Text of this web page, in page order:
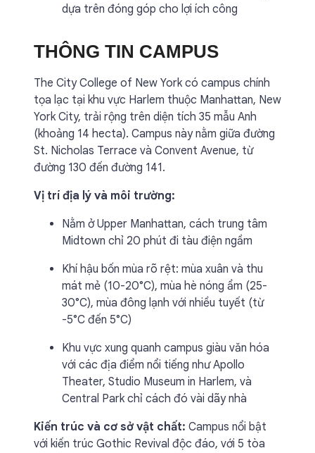
dựa trên đóng góp cho lợi ích công
THÔNG TIN CAMPUS
The City College of New York có campus chính
tọa lạc tại khu vực Harlem thuộc Manhattan, New
York City, trải rộng trên diện tích 35 mẫu Anh
(khoảng 14 hecta). Campus này nằm giữa đường
St. Nicholas Terrace và Convent Avenue, từ
đường 130 đến đường 141.
Vị trí địa lý và môi trường:
Nằm ở Upper Manhattan, cách trung tâm
Midtown chỉ 20 phút đi tàu điện ngầm
Khí hậu bốn mùa rõ rệt: mùa xuân và thu
mát mẻ (10-20°C), mùa hè nóng ẩm (25-
30°C), mùa đông lạnh với nhiều tuyết (từ
-5°C đến 5°C)
Khu vực xung quanh campus giàu văn hóa
với các địa điểm nổi tiếng như Apollo
Theater, Studio Museum in Harlem, và
Central Park chỉ cách đó vài dãy nhà
Kiến trúc và cơ sở vật chất: Campus nổi bật
với kiến trúc Gothic Revival độc đáo, với 5 tòa